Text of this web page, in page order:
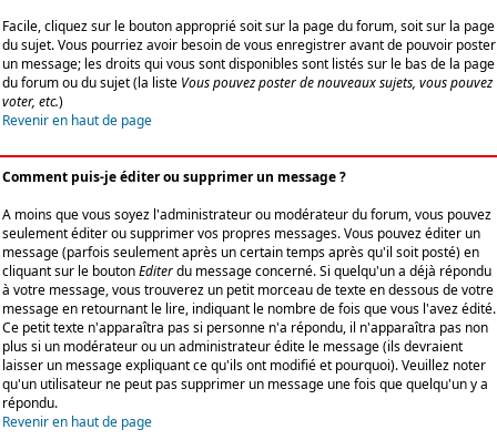
Facile, cliquez sur le bouton approprié soit sur la page du forum, soit sur la page
du sujet. Vous pourriez avoir besoin de vous enregistrer avant de pouvoir poster
un message; les droits qui vous sont disponibles sont listés sur le bas de la page
du forum ou du sujet (la liste Vous pouvez poster de nouveaux sujets, vous pouvez
voter, etc.)
Revenir en haut de page
Comment puis-je éditer ou supprimer un message ?
A moins que vous soyez l'administrateur ou modérateur du forum, vous pouvez
seulement éditer ou supprimer vos propres messages. Vous pouvez éditer un
message (parfois seulement après un certain temps après qu'il soit posté) en
cliquant sur le boutonEditerdu message concerné. Si quelqu'un a déjà répondu
à votre message, vous trouverez un petit morceau de texte en dessous de votre
message en retournant le lire, indiquant le nombre de fois que vous l'avez édité.
Ce petit texte n'apparaîtra pas si personne n'a répondu, il n'apparaîtra pas non
plus si un modérateur ou un administrateur édite le message (ils devraient
laisser un message expliquant ce qu'ils ont modifié et pourquoi). Veuillez noter
qu'un utilisateur ne peut pas supprimer un message une fois que quelqu'un y a
répondu.
Revenir en haut de page